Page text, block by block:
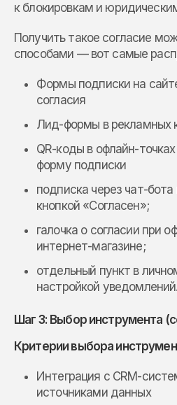
к блокировкам и
Получить такое согласие
способами — вот самые
Формы подписки на
согласия
Лид-формы в рекламных
QR-коды в офлайн-
форму подписки
подписка через чат-
кнопкой «Согласен»;
галочка о согласии при
интернет-магазине;
отдельный пункт в
настройкой уведомлений.
Шаг 3: Выбор инструмента
Критерии выбора
Интеграция с CRM-
источниками данных